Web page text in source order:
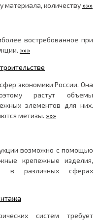
материала, количеству »»»
востребованное при
»»»
экономики России. Она
растут объемы
элементов для них.
метизы. »»»
возможно с помощью
крепежные изделия,
в различных сферах
систем требует